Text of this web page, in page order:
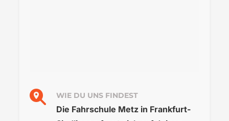
WIE DU UNS FINDEST
Die Fahrschule Metz in Frankfurt-